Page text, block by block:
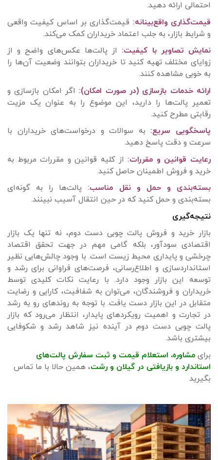
احتمالی ارائه دهید.
قیمت‌گذاری واقع‌بینانه: قیمت‌گذاری بر اساس کیفیت واقعی
و شرایط بازار، به جلب اعتماد خریداران کمک می‌کند.
نمایش تصاویر با کیفیت: از پالت‌ها عکس‌های واضح و از
زوایای مختلف تهیه کنید تا خریداران بتوانند وضعیت آن‌ها را
به خوبی مشاهده کنند.
ارائه خدمات بازسازی (در صورت امکان): اگر امکان بازسازی و
تعمیر پالت‌ها را دارید، این موضوع را به عنوان یک مزیت
رقابتی مطرح کنید.
پاسخگویی سریع: به سوالات و درخواست‌های خریداران با
سرعت و دقت پاسخ دهید.
رعایت قوانین و مقررات: از کلیه قوانین و مقررات مربوط به
خرید و فروش اطمینان حاصل کنید.
بسته‌بندی و حمل و نقل مناسب: پالت‌ها را به گونه‌ای
بسته‌بندی و حمل کنید که در حین انتقال آسیب نبینند.
نتیجه‌گیری
بازار خرید و فروش پالت چوبی دست دوم، نه تنها یک بازار
اقتصادی سودآور، بلکه گامی مهم در جهت تحقق اقتصاد
چرخشی و پایداری محیط زیست است. با وجود چالش‌هایی نظیر
استانداردسازی و اطلاع‌رسانی، فرصت‌های فراوانی برای رشد و
توسعه این بازار وجود دارد. با رعایت نکات کلیدی توسط
خریداران و فروشندگان، می‌توان به شفافیت، کارایی و رضایت
متقابل در این بازار دست یافت. با توجه به روندهای رو به رشد
در تجارت و اهمیت رویکردهای پایدار، انتظار می‌رود که بازار
پالت چوبی دست دوم در آینده نیز شاهد رشد و شکوفایی
بیشتری باشد.
برای مشاوره، استعلام قیمت و ثبت سفارش پالت‌های
استاندارد و بازیافتی در گیلان و رشت، همین حالا با ما تماس
بگیرید